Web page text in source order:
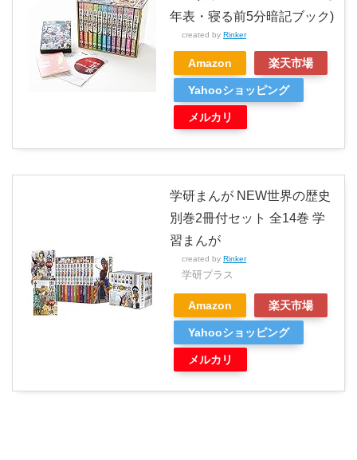
年表・寝る前5分暗記ブック)
created by Rinker
Amazon 楽天市場
Yahooショッピング
メルカリ
学研まんが NEW世界の歴史
別巻2冊付セット 全14巻 学
習まんが
created by Rinker
学研プラス
Amazon 楽天市場
Yahooショッピング
メルカリ